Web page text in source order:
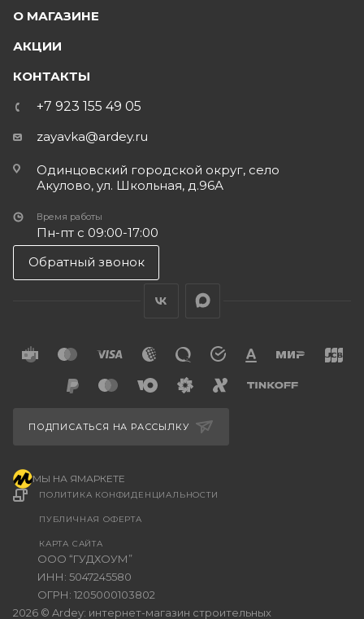
О МАГАЗИНЕ
АКЦИИ
КОНТАКТЫ
+7 923 155 49 05
zayavka@ardey.ru
Одинцовский городской округ, село
Акулово, ул. Школьная, д.96А
Время работы
Пн-пт с 09:00-17:00
Обратный звонок
2026 © Ardey: интернет-магазин строительных
ООО “ГУДХОУМ”
ИНН: 5047245580
ОГРН: 1205000103802
ПОЛИТИКА КОНФИДЕНЦИАЛЬНОСТИ
ПУБЛИЧНАЯ ОФЕРТА
КАРТА САЙТА
ПОДПИСАТЬСЯ НА РАССЫЛКУ
МЫ НА ЯМАРКЕТЕ